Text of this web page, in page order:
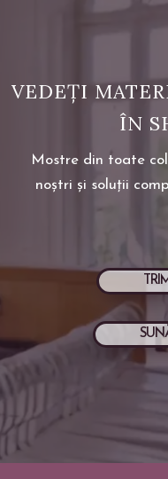
VEDEȚI
ÎN
Mostre din toate
noștri și soluții